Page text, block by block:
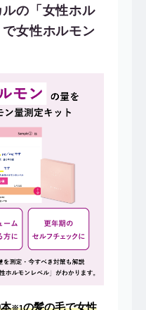
の「女性ホル
女性ホルモン
※1の髪の毛で女性